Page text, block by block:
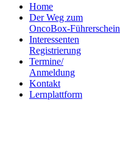
Home
Der Weg zum
OncoBox-Führerschein
Interessenten
Registrierung
Termine/
Anmeldung
Kontakt
Lernplattform